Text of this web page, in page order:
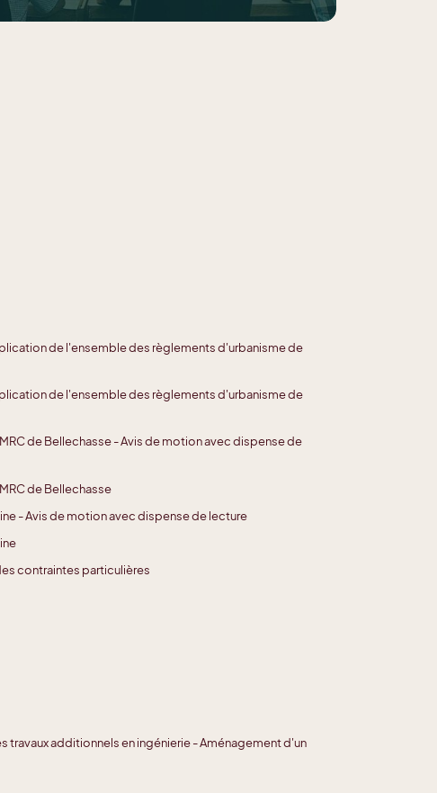
de l'ensemble des règlements d'urbanisme de
de l'ensemble des règlements d'urbanisme de
de Bellechasse - Avis de motion avec dispense de
de Bellechasse
- Avis de motion avec dispense de lecture
contraintes particulières
additionnels en ingénierie - Aménagement d'un